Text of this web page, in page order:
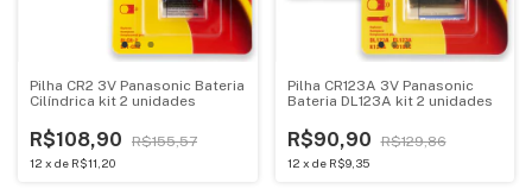
Pilha CR2 3V Panasonic Bateria
Cilíndrica kit 2 unidades
R$108,90 R$155,57
12 x de R$11,20
Pilha CR123A 3V Panasonic
Bateria DL123A kit 2 unidades
R$90,90 R$129,86
12 x de R$9,35